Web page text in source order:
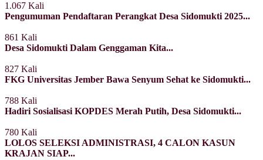
1.067 Kali
Pengumuman Pendaftaran Perangkat Desa Sidomukti 2025...
861 Kali
Desa Sidomukti Dalam Genggaman Kita...
827 Kali
FKG Universitas Jember Bawa Senyum Sehat ke Sidomukti...
788 Kali
Hadiri Sosialisasi KOPDES Merah Putih, Desa Sidomukti...
780 Kali
LOLOS SELEKSI ADMINISTRASI, 4 CALON KASUN
KRAJAN SIAP...